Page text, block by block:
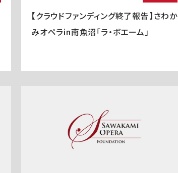
【クラウドファンディング終了報告】さわか
みオペラin南魚沼「ラ・ボエーム」